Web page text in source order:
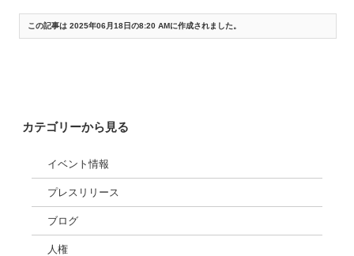
この記事は 2025年06月18日の8:20 AMに作成されました。
カテゴリーから見る
イベント情報
プレスリリース
ブログ
人権